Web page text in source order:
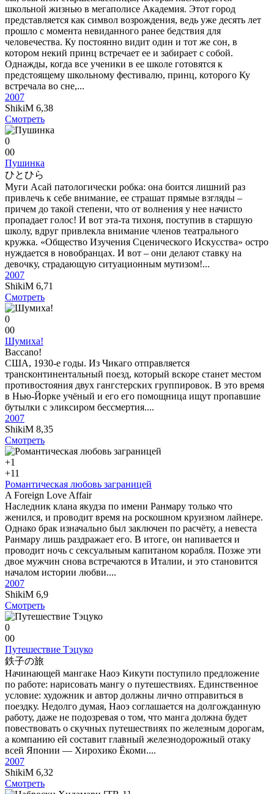
школьной жизнью в мегаполисе Академия. Этот город
представляется как символ возрождения, ведь уже десять лет
прошло с момента невиданного ранее бедствия для
человечества. Ку постоянно видит один и тот же сон, в
котором некий принц встречает ее и забирает с собой.
Однажды, когда все ученики в ее школе готовятся к
предстоящему школьному фестивалю, принц, которого Ку
встречала во сне,...
2007
ShikiM 6,38
Смотреть
0
00
Пушинка
ひとひら
Муги Асай патологически робка: она боится лишний раз
привлечь к себе внимание, ее страшат прямые взгляды –
причем до такой степени, что от волнения у нее начисто
пропадает голос! И вот эта-та тихоня, поступив в старшую
школу, вдруг привлекла внимание членов театрального
кружка. «Общество Изучения Сценического Искусства» остро
нуждается в новобранцах. И вот – они делают ставку на
девочку, страдающую ситуационным мутизом!...
2007
ShikiM 6,71
Смотреть
0
00
Шумиха!
Baccano!
США, 1930-е годы. Из Чикаго отправляется
трансконтинентальный поезд, который вскоре станет местом
противостояния двух гангстерских группировок. В это время
в Нью-Йорке учёный и его его помощница ищут пропавшие
бутылки с эликсиром бессмертия....
2007
ShikiM 8,35
Смотреть
+1
+11
Романтическая любовь заграницей
A Foreign Love Affair
Наследник клана якудза по имени Ранмару только что
женился, и проводит время на роскошном круизном лайнере.
Однако брак изначально был заключен по расчёту, а невеста
Ранмару лишь раздражает его. В итоге, он напивается и
проводит ночь с сексуальным капитаном корабля. Позже эти
двое мужчин снова встречаются в Италии, и это становится
началом истории любви....
2007
ShikiM 6,9
Смотреть
0
00
Путешествие Тэцуко
鉄子の旅
Начинающей мангаке Наоэ Кикути поступило предложение
по работе: нарисовать мангу о путешествиях. Единственное
условие: художник и автор должны лично отправиться в
поездку. Недолго думая, Наоэ соглашается на долгожданную
работу, даже не подозревая о том, что манга должна будет
повествовать о скучных путешествиях по железным дорогам,
а компанию ей составит главный железнодорожный отаку
всей Японии — Хирохико Ёкоми....
2007
ShikiM 6,32
Смотреть